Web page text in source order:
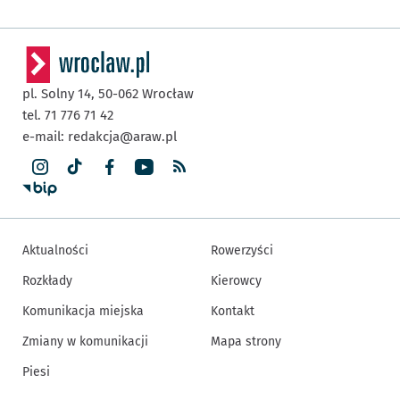
pl. Solny 14, 50-062 Wrocław
tel. 71 776 71 42
e-mail: redakcja@araw.pl
Aktualności
Rozkłady
Komunikacja miejska
Zmiany w komunikacji
Piesi
Rowerzyści
Kierowcy
Kontakt
Mapa strony